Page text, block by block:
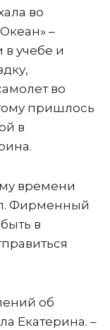
во
–
в учебе и
во
пришлось
в
времени
Фирменный
в
об
Екатерина. –